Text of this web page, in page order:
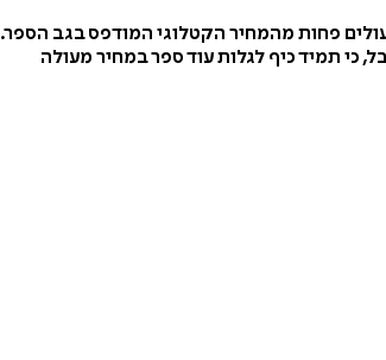
פחות מהמחיר הקטלוגי המודפס בגב הספר.
כי תמיד כיף לגלות עוד ספר במחיר מעולה